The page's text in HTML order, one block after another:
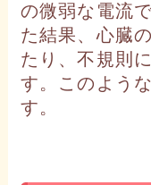
の微弱な電流
た結果、心臓
たり、不規則
す。このよう
す。